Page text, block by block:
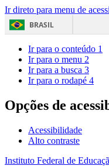
Ir direto para menu de
BRASIL
Ir para o conteúdo 1
Ir para o menu 2
Ir para a busca 3
Ir para o rodapé 4
Opções de
Acessibilidade
Alto contraste
Instituto Federal de